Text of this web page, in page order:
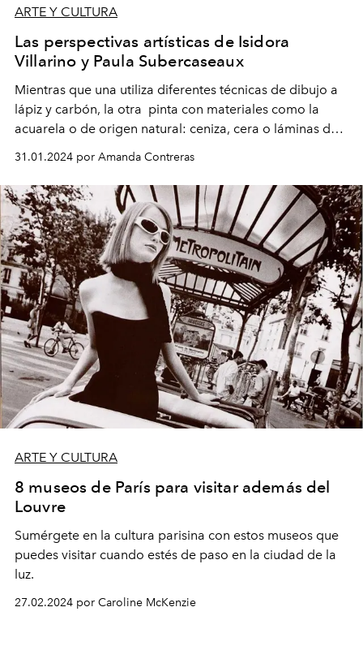
ARTE Y CULTURA
Las perspectivas artísticas de Isidora
Villarino y Paula Subercaseaux
Mientras que una utiliza diferentes técnicas de dibujo a
lápiz y carbón, la otra pinta con materiales como la
acuarela o de origen natural: ceniza, cera o láminas de
oro. Ambas, con obras relacionadas a la naturaleza,
exhibirán sus trabajos en la feria internacional de arte
mexicana Zona MACO.
31.01.2024 por Amanda Contreras
ARTE Y CULTURA
8 museos de París para visitar además del
Louvre
Sumérgete en la cultura parisina con estos museos que
puedes visitar cuando estés de paso en la ciudad de la
luz.
27.02.2024 por Caroline McKenzie